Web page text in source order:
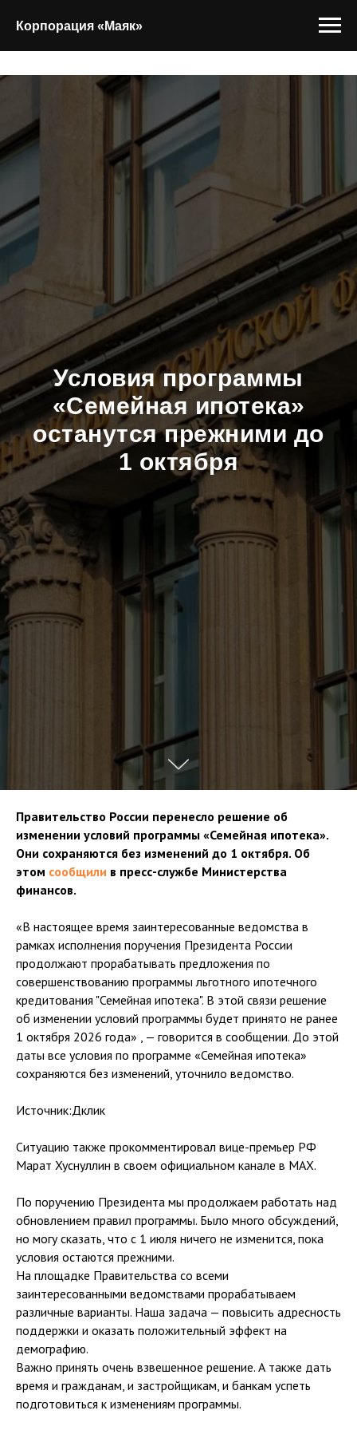
Корпорация «Маяк»
Условия программы
«Семейная ипотека»
останутся прежними до
1 октября
Правительство России перенесло решение об
изменении условий программы «Семейная ипотека».
Они сохраняются без изменений до 1 октября. Об
этом сообщили в пресс-службе Министерства
финансов.
«В настоящее время заинтересованные ведомства в
рамках исполнения поручения Президента России
продолжают прорабатывать предложения по
совершенствованию программы льготного ипотечного
кредитования "Семейная ипотека". В этой связи решение
об изменении условий программы будет принято не ранее
1 октября 2026 года» , — говорится в сообщении. До этой
даты все условия по программе «Семейная ипотека»
сохраняются без изменений, уточнило ведомство.
Источник:Дклик
Ситуацию также прокомментировал вице-премьер РФ
Марат Хуснуллин в своем официальном канале в MAX.
По поручению Президента мы продолжаем работать над
обновлением правил программы. Было много обсуждений,
но могу сказать, что с 1 июля ничего не изменится, пока
условия остаются прежними.
На площадке Правительства со всеми
заинтересованными ведомствами прорабатываем
различные варианты. Наша задача — повысить адресность
поддержки и оказать положительный эффект на
демографию.
Важно принять очень взвешенное решение. А также дать
время и гражданам, и застройщикам, и банкам успеть
подготовиться к изменениям программы.